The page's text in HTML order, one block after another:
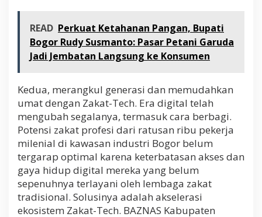
READ Perkuat Ketahanan Pangan, Bupati
Bogor Rudy Susmanto: Pasar Petani Garuda
Jadi Jembatan Langsung ke Konsumen
Kedua, merangkul generasi dan memudahkan
umat dengan Zakat-Tech. Era digital telah
mengubah segalanya, termasuk cara berbagi.
Potensi zakat profesi dari ratusan ribu pekerja
milenial di kawasan industri Bogor belum
tergarap optimal karena keterbatasan akses dan
gaya hidup digital mereka yang belum
sepenuhnya terlayani oleh lembaga zakat
tradisional. Solusinya adalah akselerasi
ekosistem Zakat-Tech. BAZNAS Kabupaten